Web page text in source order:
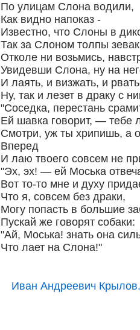
По улицам Слона водили,
Как видно напоказ -
Известно, что Слоны в
Так за Слоном толпы
Отколе ни возьмись,
Увидевши Слона, ну на
И лаять, и визжать, и
Ну, так и лезет в драку с
"Соседка, перестань
Ей шавка говорит, — тебе
Смотри, уж ты хрипишь, а
Вперед
И лаю твоего совсем не
"Эх, эх! — ей Моська
Вот то-то мне и духу
Что я, совсем без драки,
Могу попасть в большие
Пускай же говорят собаки:
"Ай, Моська! знать она
Что лает на Слона!"
Иван Андреевич